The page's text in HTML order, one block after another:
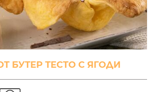
БУТЕР ТЕСТО С ЯГОДИ